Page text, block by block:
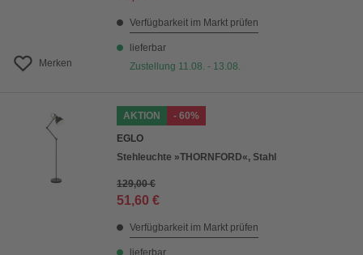
Merken
Verfügbarkeit im Markt prüfen
lieferbar
Zustellung 11.08. - 13.08.
AKTION
- 60%
EGLO
Stehleuchte »THORNFORD«, Stahl
129,00 €
51,60 €
Verfügbarkeit im Markt prüfen
lieferbar